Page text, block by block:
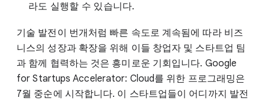
라도 실행할 수 있습니다.
기술 발전이 번개처럼 빠른 속도로 계속됨에 따라 비즈
니스의 성장과 확장을 위해 이들 창업자 및 스타트업 팀
과 함께 협력하는 것은 흥미로운 기회입니다. Google
for Startups Accelerator: Cloud를 위한 프로그래밍은
7월 중순에 시작합니다. 이 스타트업들이 어디까지 발전